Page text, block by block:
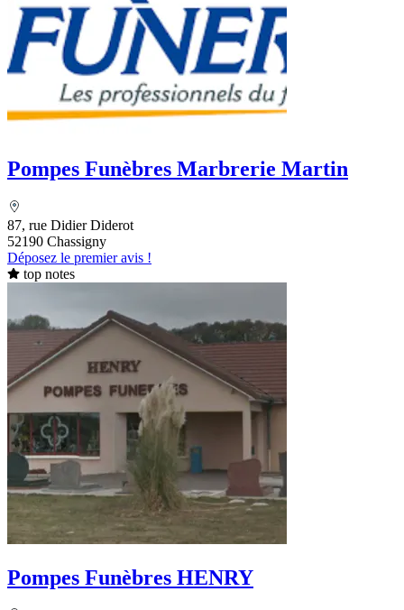
Pompes Funèbres Marbrerie Martin
87, rue Didier Diderot
52190 Chassigny
Déposez le premier avis !
top notes
Pompes Funèbres HENRY